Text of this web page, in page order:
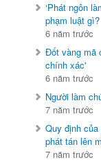
‘Phát ngôn
phạm luật gì?
6 năm trước
Đốt vàng mã
chính xác'
6 năm trước
Người làm
7 năm trước
Quy định
phát tán lên
7 năm trước